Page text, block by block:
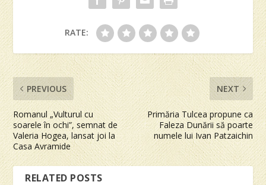
RATE:
PREVIOUS
Romanul „Vulturul cu
soarele în ochi”, semnat de
Valeria Hogea, lansat joi la
Casa Avramide
NEXT
Primăria Tulcea propune ca
Faleza Dunării să poarte
numele lui Ivan Patzaichin
RELATED POSTS